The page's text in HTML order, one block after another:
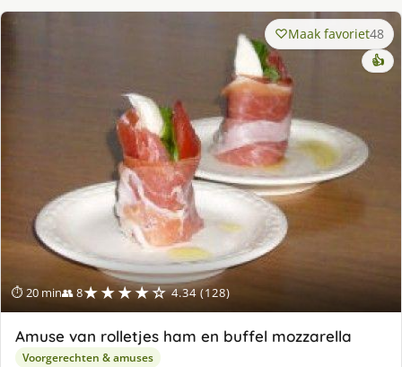
⏱ 20 min👥 8★★★★☆ 4.34 (128)
Maak favoriet48
👍
Amuse van rolletjes ham en buffel mozzarella
Voorgerechten & amuses